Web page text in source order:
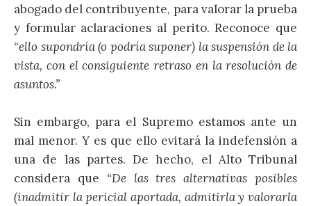
abogado del contribuyente, para valorar la prueba
y formular aclaraciones al perito. Reconoce que
“ello supondría (o podría suponer) la suspensión de la
vista, con el consiguiente retraso en la resolución de
asuntos.”
Sin embargo, para el Supremo estamos ante un
mal menor. Y es que ello evitará la indefensión a
una de las partes. De hecho, el Alto Tribunal
considera que “De las tres alternativas posibles
(inadmitir la pericial aportada, admitirla y valorarla